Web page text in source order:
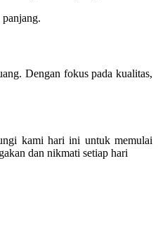
Dengan fokus pada kualitas,
kami hari ini untuk memulai
dan nikmati setiap hari